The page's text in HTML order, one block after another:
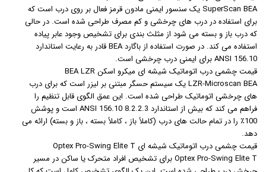
SuperScan BEA یک سنسور ایمنی مادون قرمز فعال بر روی درب است که
برای استفاده در درب های چرخشی و کم مصرف طراحی شده است. در حالی
که درب باز و بسته می شود از مثلث بندی برای تشخیص وجود عابر پیاده
استفاده می کند. در صورت استفاده از باگارد BEA قادر به رعایت استاندارد
ANSI 156.10 برای ایمنی درب چرخشی است.
قیمت چشمی درب اتوماتیک شیشه ای میکرو اسکن BEA LZR
LZR-Microscan BEA یک سیستم حسگر مبتنی بر لیزر است که برای درب
های چرخشی اتوماتیک طراحی شده است. این عمق الگوی قابل تنظیم را
فراهم می کند که بیش از استاندارد ANSI 156.10 8.2.2.3 است و پوشش
100٪ را در تمام حالت های درب (کاملاً باز ، کاملاً بسته ، باز و بسته) ارائه می
دهد.
قیمت چشمی درب اتوماتیک شیشه ای Optex Pro-Swing Elite T
Optex Pro-Swing Elite T برای تشخیص افراد متحرک یا ساکن در مسیر